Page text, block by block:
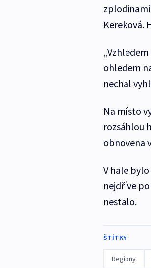
zplodinami
Kereková.
ohledem
nechal
Na místo
rozsáhlou
obnovena
V hale
nejdříve
nestalo.
ŠTÍTKY
Regiony